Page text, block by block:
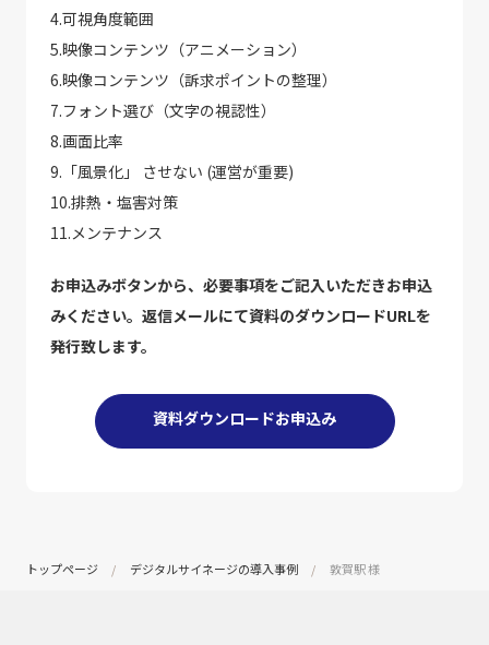
4.可視角度範囲
5.映像コンテンツ（アニメーション）
6.映像コンテンツ（訴求ポイントの整理）
7.フォント選び（文字の視認性）
8.画面比率
9.「風景化」 させない (運営が重要)
10.排熱・塩害対策
11.メンテナンス
お申込みボタンから、必要事項をご記入いただきお申込
みください。返信メールにて資料のダウンロードURLを
発行致します。
資料ダウンロードお申込み
トップページ デジタルサイネージの導入事例 敦賀駅 様